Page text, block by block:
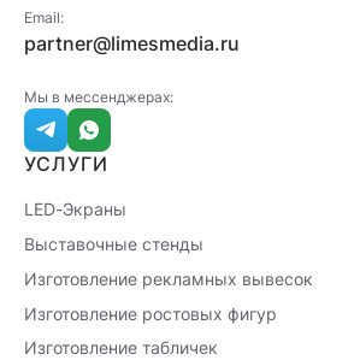
Email:
partner@limesmedia.ru
Мы в мессенджерах:
УСЛУГИ
LED-Экраны
Выставочные стенды
Изготовление рекламных вывесок
Изготовление ростовых фигур
Изготовление табличек